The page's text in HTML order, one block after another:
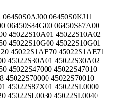
06450S0KJ11
06450S84G00 06450S87A00
45022S10A01 45022S10A02
45022S10G00 45022S10G01
45022S1AE70 45022S1AE71
45022S30A01 45022S30A02
45022S47000 45022S47010
45022S70000 45022S70010
45022S87X01 45022SL0000
45022SL0030 45022SL0040